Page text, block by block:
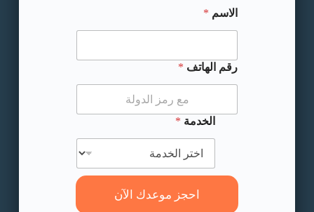
الاسم *
رقم الهاتف *
* الخدمة الهاتف
الخدمة *
احجز موعدك الآن